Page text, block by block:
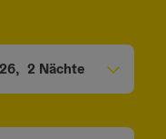
, 2 Nächte